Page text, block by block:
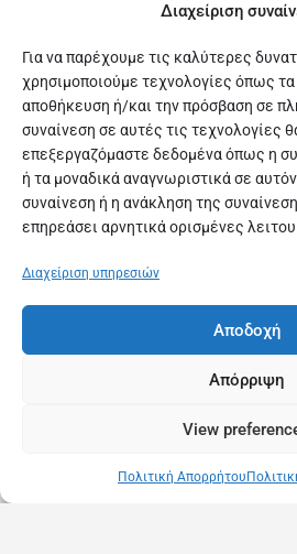
Διαχείριση
Για να παρέχουμε τις καλύτερες
χρησιμοποιούμε τεχνολογίες όπως τα
αποθήκευση ή/και την πρόσβαση σε
συναίνεση σε αυτές τις τεχνολογίες
επεξεργαζόμαστε δεδομένα όπως η
ή τα μοναδικά αναγνωριστικά σε
συναίνεση ή η ανάκληση της
επηρεάσει αρνητικά ορισμένες
Διαχείριση υπηρεσιών
Αποδοχή
Απόρριψη
View
Πολιτική Απορρήτου